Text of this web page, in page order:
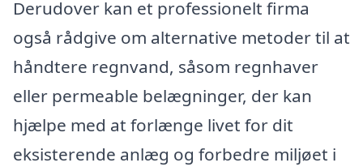
Derudover kan et professionelt firma
også rådgive om alternative metoder til at
håndtere regnvand, såsom regnhaver
eller permeable belægninger, der kan
hjælpe med at forlænge livet for dit
eksisterende anlæg og forbedre miljøet i